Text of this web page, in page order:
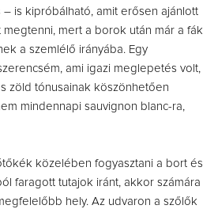
is kipróbálható, amit erősen ajánlott
mert a borok után már a fák
a szemlélő irányába. Egy
ami igazi meglepetés volt,
zöld tónusainak köszönhetően
mindennapi sauvignon blanc-ra,
közelében fogyasztani a bort és
faragott tutajok iránt, akkor számára
hely. Az udvaron a szőlők